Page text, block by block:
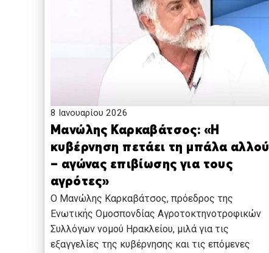
8 Ιανουαρίου 2026
Μανώλης Καρκαβάτσος: «Η
κυβέρνηση πετάει τη μπάλα αλλού
– αγώνας επιβίωσης για τους
αγρότες»
Ο Μανώλης Καρκαβάτσος, πρόεδρος της
Ενωτικής Ομοσπονδίας Αγροτοκτηνοτροφικών
Συλλόγων νομού Ηρακλείου, μιλά για τις
εξαγγελίες της κυβέρνησης και τις επόμενες